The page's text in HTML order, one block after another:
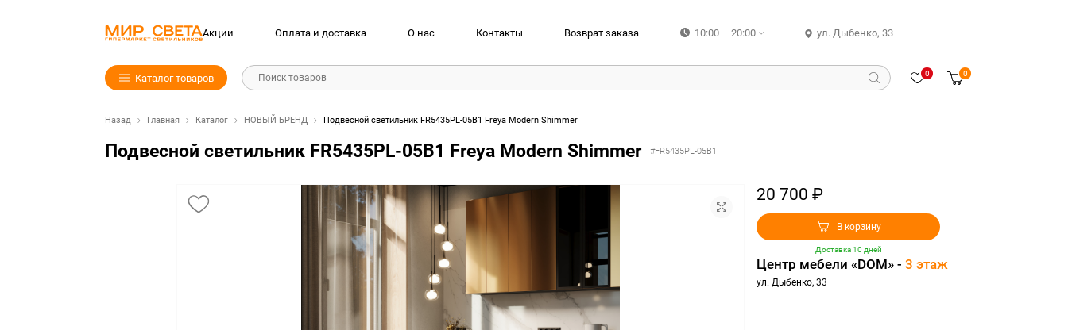
Акции Оплата и доставка О нас Контакты Возврат заказа 10:00 – 20:00 ул. Дыбенко, 33
Каталог товаров Поиск товаров 0 0
Назад Главная Каталог НОВЫЙ БРЕНД Подвесной светильник FR5435PL-05B1 Freya Modern Shimmer
Подвесной светильник FR5435PL-05B1 Freya Modern Shimmer #FR5435PL-05B1
20 700 ₽
В корзину
Доставка 10 дней
Центр мебели «DOM» - 3 этаж
ул. Дыбенко, 33